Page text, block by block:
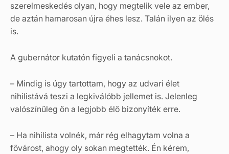
szerelmeskedés olyan, hogy megtelik vele az ember,
de aztán hamarosan újra éhes lesz. Talán ilyen az ölés
is.
A gubernátor kutatón figyeli a tanácsnokot.
– Mindig is úgy tartottam, hogy az udvari élet
nihilistává teszi a legkiválóbb jellemet is. Jelenleg
valószínűleg ön a legjobb élő bizonyíték erre.
– Ha nihilista volnék, már rég elhagytam volna a
fővárost, ahogy oly sokan megtették. Én kérem,